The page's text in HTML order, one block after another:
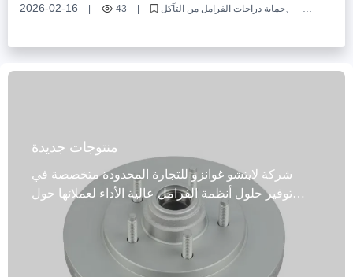
2026-02-16 | 43 |
حماية دراجات الفرامل من التآكل
تثبيت البطنة لحماية دراجات الفرامل
رش طلاء لحماية دراجات الفرامل
منتوجات جديدة
شركة لايتشو غوانزو للتجارة المحدودة متخصصة في
توفير حلول أنظمة الفرامل عالية الأداء لعملائها حول
العالم. قرص الفرامل هذا المزود بمحمل مصنوع من حديد
الزهر الرمادي عالي الكربون (GG20، G3000، إلخ)
ويتوافق مع معايير الاعتماد الدولية IATF TS16949 وE-
MARK R90، مما يضمن فرملة آمنة وموثوقة. يخضع